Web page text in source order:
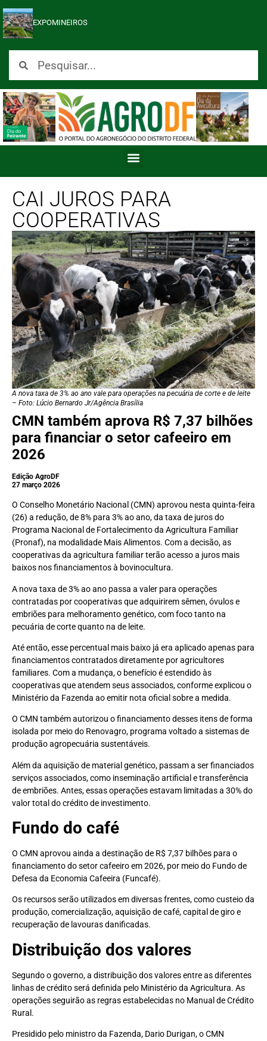
EXPOMINEIROS
CAI JUROS PARA
COOPERATIVAS
A nova taxa de 3% ao ano vale para operações na pecuária de corte e de leite
– Foto: Lúcio Bernardo Jr/Agência Brasília
CMN também aprova R$ 7,37 bilhões
para financiar o setor cafeeiro em
2026
Edição AgroDF
27 março 2026
O Conselho Monetário Nacional (CMN) aprovou nesta quinta-feira
(26) a redução, de 8% para 3% ao ano, da taxa de juros do
Programa Nacional de Fortalecimento da Agricultura Familiar
(Pronaf), na modalidade Mais Alimentos. Com a decisão, as
cooperativas da agricultura familiar terão acesso a juros mais
baixos nos financiamentos à bovinocultura.
A nova taxa de 3% ao ano passa a valer para operações
contratadas por cooperativas que adquirirem sêmen, óvulos e
embriões para melhoramento genético, com foco tanto na
pecuária de corte quanto na de leite.
Até então, esse percentual mais baixo já era aplicado apenas para
financiamentos contratados diretamente por agricultores
familiares. Com a mudança, o benefício é estendido às
cooperativas que atendem seus associados, conforme explicou o
Ministério da Fazenda ao emitir nota oficial sobre a medida.
O CMN também autorizou o financiamento desses itens de forma
isolada por meio do Renovagro, programa voltado a sistemas de
produção agropecuária sustentáveis.
Além da aquisição de material genético, passam a ser financiados
serviços associados, como inseminação artificial e transferência
de embriões. Antes, essas operações estavam limitadas a 30% do
valor total do crédito de investimento.
Fundo do café
O CMN aprovou ainda a destinação de R$ 7,37 bilhões para o
financiamento do setor cafeeiro em 2026, por meio do Fundo de
Defesa da Economia Cafeeira (Funcafé).
Os recursos serão utilizados em diversas frentes, como custeio da
produção, comercialização, aquisição de café, capital de giro e
recuperação de lavouras danificadas.
Distribuição dos valores
Segundo o governo, a distribuição dos valores entre as diferentes
linhas de crédito será definida pelo Ministério da Agricultura. As
operações seguirão as regras estabelecidas no Manual de Crédito
Rural.
Presidido pelo ministro da Fazenda, Dario Durigan, o CMN